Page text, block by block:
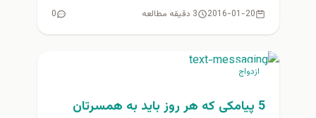
2016-01-20 3 دقیقه مطالعه 0
ازدواج
5 پیامکی که هر روز باید به همسرتان